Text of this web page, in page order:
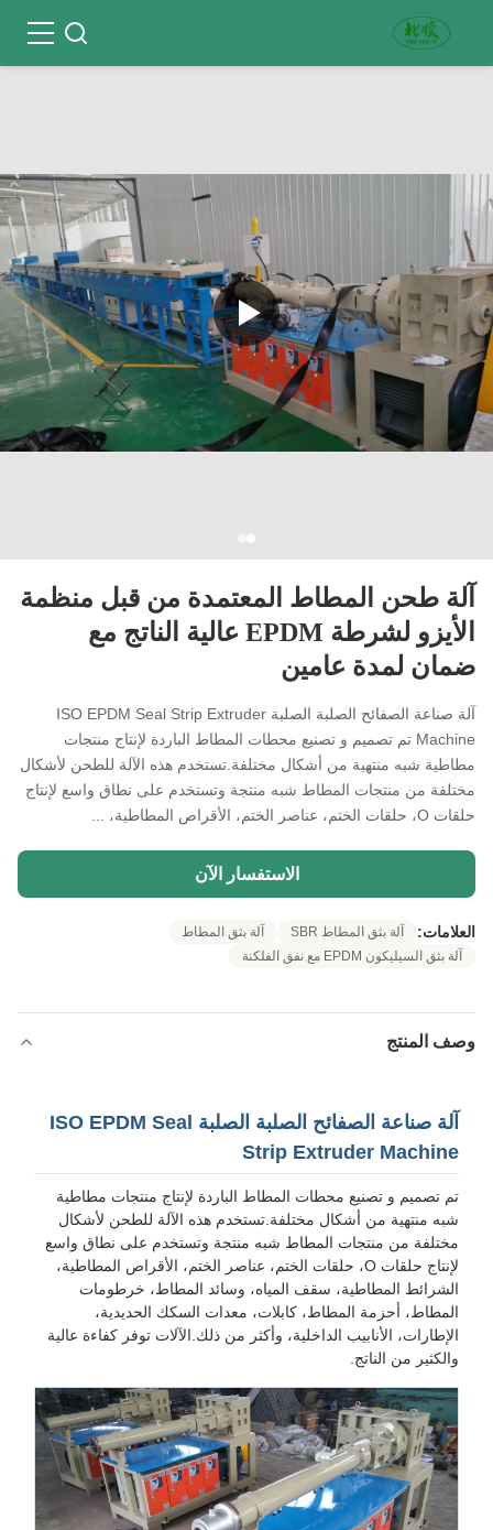
آلة طحن المطاط المعتمدة من قبل منظمة
الأيزو لشرطة EPDM عالية الناتج مع
ضمان لمدة عامين
آلة صناعة الصفائح الصلبة الصلبة ISO EPDM Seal Strip Extruder
Machine تم تصميم و تصنيع محطات المطاط الباردة لإنتاج منتجات
مطاطية شبه منتهية من أشكال مختلفة.تستخدم هذه الآلة للطحن لأشكال
مختلفة من منتجات المطاط شبه منتجة وتستخدم على نطاق واسع لإنتاج
حلقات O، حلقات الختم، عناصر الختم، الأقراص المطاطية، ...
الاستفسار الآن
العلامات: آلة بثق المطاط SBR
آلة بثق المطاط
آلة بثق السيليكون EPDM مع نفق الفلكنة
وصف المنتج
آلة صناعة الصفائح الصلبة الصلبة ISO EPDM Seal
Strip Extruder Machine
تم تصميم و تصنيع محطات المطاط الباردة لإنتاج منتجات مطاطية
شبه منتهية من أشكال مختلفة.تستخدم هذه الآلة للطحن لأشكال
مختلفة من منتجات المطاط شبه منتجة وتستخدم على نطاق واسع
لإنتاج حلقات O، حلقات الختم، عناصر الختم، الأقراص المطاطية،
الشرائط المطاطية، سقف المياه، وسائد المطاط، خرطومات
المطاط، أحزمة المطاط، كابلات، معدات السكك الحديدية،
الإطارات، الأنابيب الداخلية، وأكثر من ذلك.الآلات توفر كفاءة عالية
والكثير من الناتج.